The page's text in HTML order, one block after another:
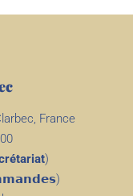
France
)